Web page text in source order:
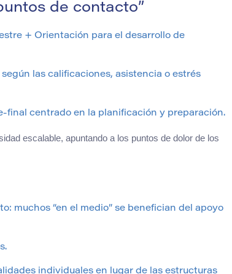
de contacto”
+ Orientación para el desarrollo de
las calificaciones, asistencia o estrés
final centrado en la planificación y preparación.
escalable, apuntando a los puntos de dolor de los
muchos “en el medio” se benefician del apoyo
individuales en lugar de las estructuras